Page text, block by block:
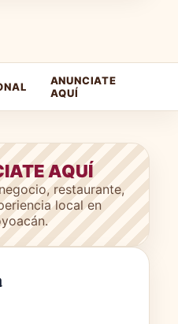
ANUNCIATE
AQUÍ
AQUÍ
restaurante,
local en